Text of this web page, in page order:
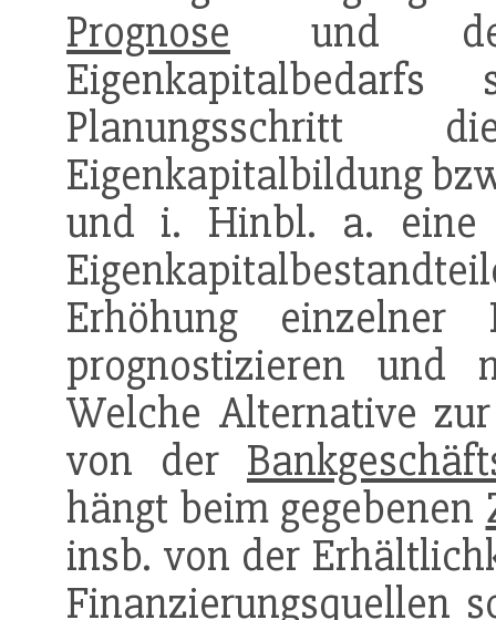
Prognose und
Planungsschritt
Eigenkapitalbildung
und i. Hinbl. a. eine
Erhöhung einzelner
prognostizieren und
Welche Alternative
von der
hängt beim gegebenen
insb. von der
Finanzierungsquellen